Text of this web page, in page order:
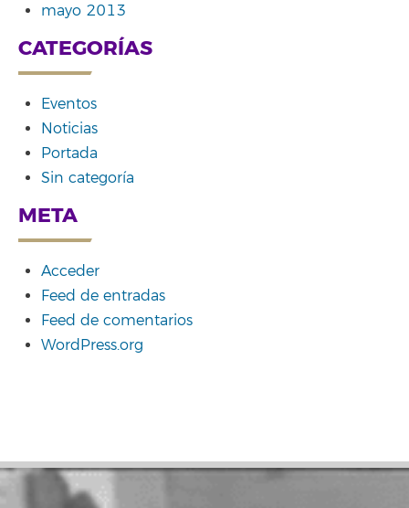
mayo 2013
CATEGORÍAS
Eventos
Noticias
Portada
Sin categoría
META
Acceder
Feed de entradas
Feed de comentarios
WordPress.org